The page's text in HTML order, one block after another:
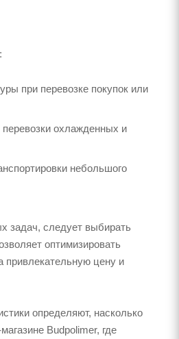
при перевозке покупок или
охлажденных и
небольшого
задач, следует выбирать
оптимизировать
привлекательную цену и
определяют, насколько
Budpolimer, где